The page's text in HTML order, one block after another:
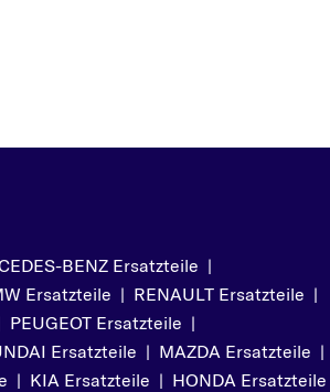
BENZ Ersatzteile |
Ersatzteile | RENAULT Ersatzteile |
PEUGEOT Ersatzteile |
Ersatzteile | MAZDA Ersatzteile |
| KIA Ersatzteile | HONDA Ersatzteile